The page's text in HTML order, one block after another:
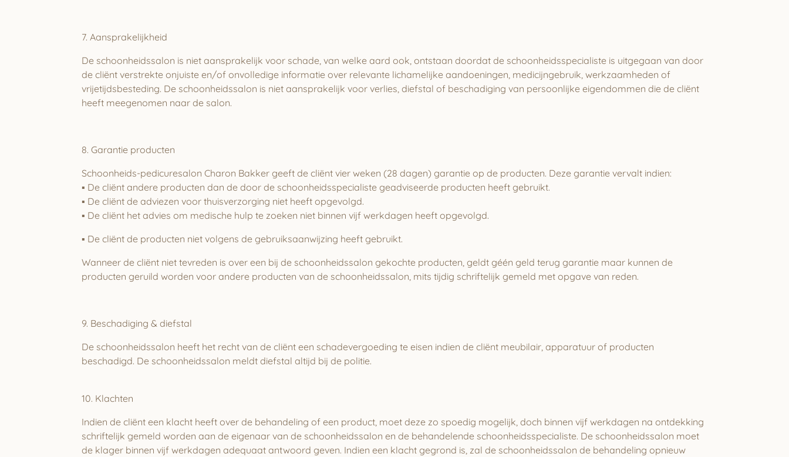
7. Aansprakelijkheid
De schoonheidssalon is niet aansprakelijk voor schade, van welke aard ook, ontstaan doordat de schoonheidsspecialiste is uitgegaan van door
de cliënt verstrekte onjuiste en/of onvolledige informatie over relevante lichamelijke aandoeningen, medicijngebruik, werkzaamheden of
vrijetijdsbesteding. De schoonheidssalon is niet aansprakelijk voor verlies, diefstal of beschadiging van persoonlijke eigendommen die de cliënt
heeft meegenomen naar de salon.
8. Garantie producten
Schoonheids-pedicuresalon Charon Bakker geeft de cliënt vier weken (28 dagen) garantie op de producten. Deze garantie vervalt indien:
▪ De cliënt andere producten dan de door de schoonheidsspecialiste geadviseerde producten heeft gebruikt.
▪ De cliënt de adviezen voor thuisverzorging niet heeft opgevolgd.
▪ De cliënt het advies om medische hulp te zoeken niet binnen vijf werkdagen heeft opgevolgd.
▪ De cliënt de producten niet volgens de gebruiksaanwijzing heeft gebruikt.
Wanneer de cliënt niet tevreden is over een bij de schoonheidssalon gekochte producten, geldt géén geld terug garantie maar kunnen de
producten geruild worden voor andere producten van de schoonheidssalon, mits tijdig schriftelijk gemeld met opgave van reden.
9. Beschadiging & diefstal
De schoonheidssalon heeft het recht van de cliënt een schadevergoeding te eisen indien de cliënt meubilair, apparatuur of producten
beschadigd. De schoonheidssalon meldt diefstal altijd bij de politie.
10. Klachten
Indien de cliënt een klacht heeft over de behandeling of een product, moet deze zo spoedig mogelijk, doch binnen vijf werkdagen na ontdekking
schriftelijk gemeld worden aan de eigenaar van de schoonheidssalon en de behandelende schoonheidsspecialiste. De schoonheidssalon moet
de klager binnen vijf werkdagen adequaat antwoord geven. Indien een klacht gegrond is, zal de schoonheidssalon de behandeling opnieuw